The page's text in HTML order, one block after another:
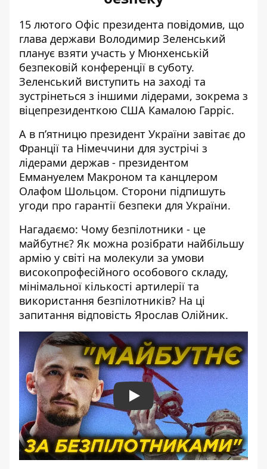
15 лютого Офіс президента повідомив, що
глава держави Володимир Зеленський
планує взяти участь у Мюнхенській
безпековій конференції в суботу.
Зеленський виступить на заході та
зустрінеться з іншими лідерами, зокрема з
віцепрезиденткою США Камалою Гарріс.
А в пʼятницю президент України завітає до
Франції та Німеччини для зустрічі з
лідерами держав - президентом
Еммануелем Макроном та канцлером
Олафом Шольцом. Сторони підпишуть
угоди про гарантії безпеки для України.
Нагадаємо: Чому безпілотники - це
майбутнє? Як можна розібрати найбільшу
армію у світі на молекули за умови
високопрофесійного особового складу,
мінімальної кількості артилерії та
використання безпілотників? На ці
запитання відповість Ярослав Олійник.
Play